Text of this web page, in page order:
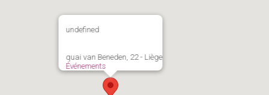
undefined
quai van Beneden, 22 - Liège
Événements